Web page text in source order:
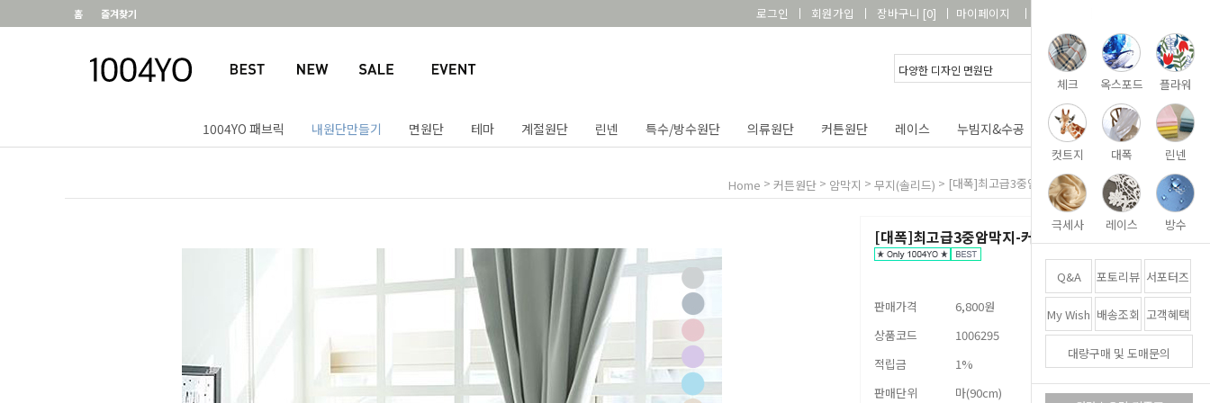
체크 옥스포드 플라워
컷트지 대폭 린넨
극세사 레이스 방수
Q&A 포토리뷰 서포터즈
My Wish 배송조회 고객혜택
대량구매 및 도매문의
홈 즐겨찾기 로그인 회원가입 장바구니 [0] 마이페이지
1004YO 패브릭 내원단만들기 면원단 테마 계절원단 린넨 특수/방수원단 의류원단 커튼원단 레이스 누빔지&수공 DIY&패키지 부자재
Home > 커튼원단 > 암막지 > 무지(솔리드) > [대폭]최고급3중암막지-커튼월19종[택1]
[대폭]최고급3중암막지-커튼월19종[택1]
판매가격
6,800원
상품코드
1006295
적립금
1%
판매단위
마(90cm)